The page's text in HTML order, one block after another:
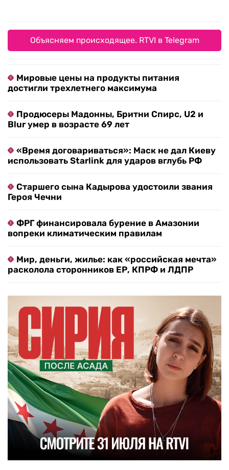
Объясняем происходящее. RTVI в Telegram
Мировые цены на продукты питания
достигли трехлетнего максимума
Продюсеры Мадонны, Бритни Спирс, U2 и
Blur умер в возрасте 69 лет
«Время договариваться»: Маск не дал Киеву
использовать Starlink для ударов вглубь РФ
Старшего сына Кадырова удостоили звания
Героя Чечни
ФРГ финансировала бурение в Амазонии
вопреки климатическим правилам
Мир, деньги, жилье: как «российская мечта»
расколола сторонников ЕР, КПРФ и ЛДПР